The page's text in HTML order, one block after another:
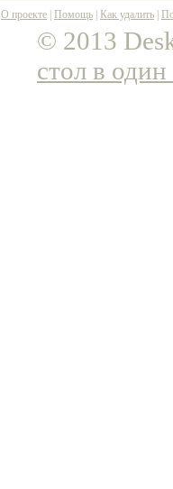
О проекте Помощь Как удалить
© 2013
стол в